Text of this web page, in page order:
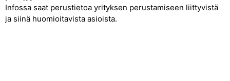
Infossa saat perustietoa yrityksen perustamiseen liittyvistä
ja siinä huomioitavista asioista.